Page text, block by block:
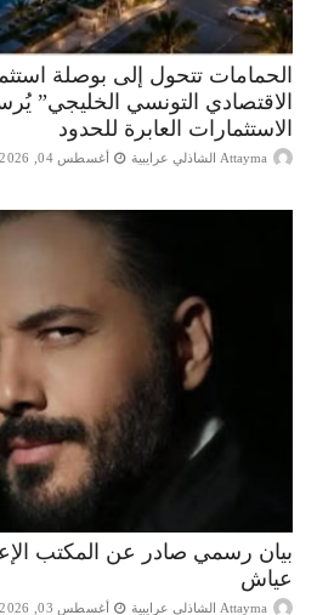
الحمامات تتحول إلى بوصلة
الاقتصادي التونسي الخليجي”
الاستثمارات العابرة للحدود
Attayma الشاذلي عرايبية أغسطس 04, 2026
بيان رسمي صادر عن المكتب
عياش
Attayma الشاذلي عرايبية أغسطس 03, 2026